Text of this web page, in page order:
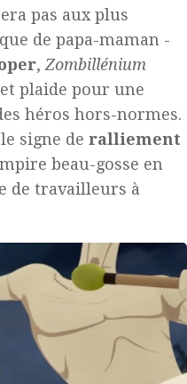
pas aux plus
de papa-maman -
, Zombillénium
et plaide pour une
héros hors-normes.
signe de ralliement
beau-gosse en
de travailleurs à